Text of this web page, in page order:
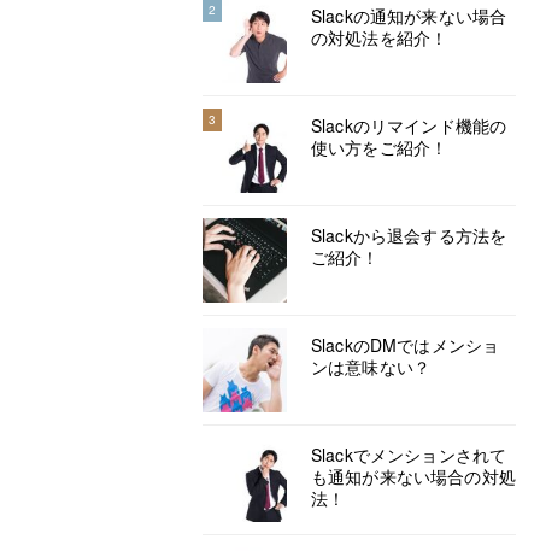
2
Slackの通知が来ない場合
の対処法を紹介！
3
Slackのリマインド機能の
使い方をご紹介！
Slackから退会する方法を
ご紹介！
SlackのDMではメンショ
ンは意味ない？
Slackでメンションされて
も通知が来ない場合の対処
法！